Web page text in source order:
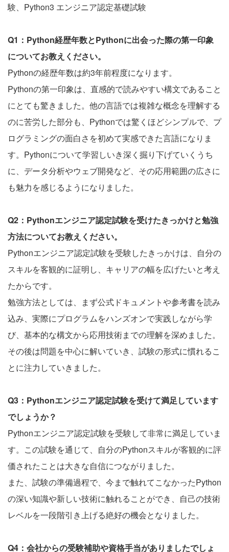
験、Python3 エンジニア認定基礎試験
Q1：Python経歴年数とPythonに出会った際の第一印象
についてお教えください。
Pythonの経歴年数は約3年前程度になります。
Pythonの第一印象は、直感的で読みやすい構文であること
にとても驚きました。他の言語では複雑な概念を理解する
のに苦労した部分も、Pythonでは驚くほどシンプルで、プ
ログラミングの面白さを初めて実感できた言語になりま
す。Pythonについて学習しいき深く掘り下げていくうち
に、データ分析やウェブ開発など、その応用範囲の広さに
も魅力を感じるようになりました。
Q2：Pythonエンジニア認定試験を受けたきっかけと勉強
方法についてお教えください。
Pythonエンジニア認定試験を受験したきっかけは、自分の
スキルを客観的に証明し、キャリアの幅を広げたいと考え
たからです。
勉強方法としては、まず公式ドキュメントや参考書を読み
込み、実際にプログラムをハンズオンで実践しながら学
び、基本的な構文から応用技術までの理解を深めました。
その後は問題を中心に解いていき、試験の形式に慣れるこ
とに注力していきました。
Q3：Pythonエンジニア認定試験を受けて満足しています
でしょうか？
Pythonエンジニア認定試験を受験して非常に満足していま
す。この試験を通じて、自分のPythonスキルが客観的に評
価されたことは大きな自信につながりました。
また、試験の準備過程で、今まで触れてこなかったPython
の深い知識や新しい技術に触れることができ、自己の技術
レベルを一段階引き上げる絶好の機会となりました。
Q4：会社からの受験補助や資格手当がありましたでしょ